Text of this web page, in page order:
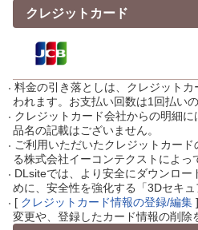
クレジットカード
料金の引き落としは、クレジット
われます。お支払い回数は1回払い
クレジットカード会社からの明細
品名の記載はございません。
ご利用いただいたクレジットカー
る株式会社イーコンテクストによっ
DLsiteでは、より安全にダウンロー
めに、安全性を強化する「3Dセキュ
[ クレジットカード情報の登録/編集
変更や、登録したカード情報の削除